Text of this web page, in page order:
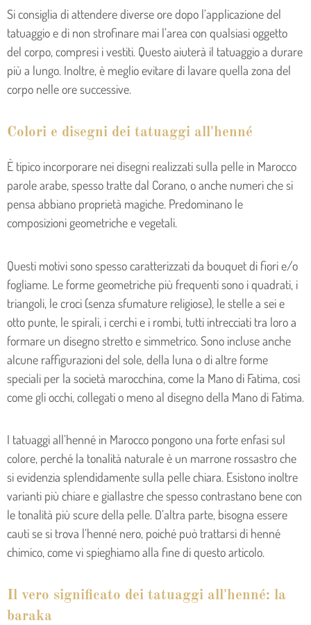
Si consiglia di attendere diverse ore dopo l’applicazione del
tatuaggio e di non strofinare mai l’area con qualsiasi oggetto
del corpo, compresi i vestiti. Questo aiuterà il tatuaggio a durare
più a lungo. Inoltre, è meglio evitare di lavare quella zona del
corpo nelle ore successive.
Colori e disegni dei tatuaggi all'henné
È tipico incorporare nei disegni realizzati sulla pelle in Marocco
parole arabe, spesso tratte dal Corano, o anche numeri che si
pensa abbiano proprietà magiche. Predominano le
composizioni geometriche e vegetali.
Questi motivi sono spesso caratterizzati da bouquet di fiori e/o
fogliame. Le forme geometriche più frequenti sono i quadrati, i
triangoli, le croci (senza sfumature religiose), le stelle a sei e
otto punte, le spirali, i cerchi e i rombi, tutti intrecciati tra loro a
formare un disegno stretto e simmetrico. Sono incluse anche
alcune raffigurazioni del sole, della luna o di altre forme
speciali per la società marocchina, come la Mano di Fatima, così
come gli occhi, collegati o meno al disegno della Mano di Fatima.
I tatuaggi all’henné in Marocco pongono una forte enfasi sul
colore, perché la tonalità naturale è un marrone rossastro che
si evidenzia splendidamente sulla pelle chiara. Esistono inoltre
varianti più chiare e giallastre che spesso contrastano bene con
le tonalità più scure della pelle. D’altra parte, bisogna essere
cauti se si trova l’henné nero, poiché può trattarsi di henné
chimico, come vi spieghiamo alla fine di questo articolo.
Il vero significato dei tatuaggi all'henné: la
baraka